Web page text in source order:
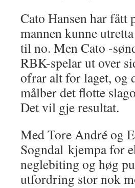
Cato Hansen har fått
mannen kunne
til no. Men Cato -
RBK-spelar ut over
ofrar alt for laget, og
målber det flotte
Det vil gje resultat.
Med Tore André og
Sogndal kjempa for
neglebiting og høg
utfordring stor nok